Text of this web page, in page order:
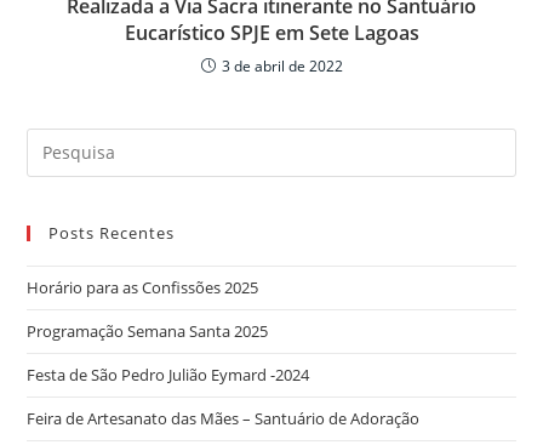
Realizada a Via Sacra itinerante no Santuário
Eucarístico SPJE em Sete Lagoas
3 de abril de 2022
Search
for:
Posts Recentes
Horário para as Confissões 2025
Programação Semana Santa 2025
Festa de São Pedro Julião Eymard -2024
Feira de Artesanato das Mães – Santuário de Adoração